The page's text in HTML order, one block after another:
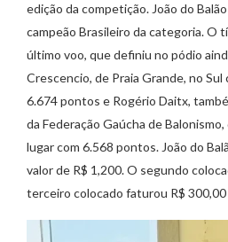
edição da competição. João do
campeão Brasileiro da categoria. O
último voo, que definiu no pódio
Crescencio, de Praia Grande, no
6.674 pontos e Rogério Daitx,
da Federação Gaúcha de
lugar com 6.568 pontos. João do
valor de R$ 1,200. O segundo
terceiro colocado faturou R$ 300,00